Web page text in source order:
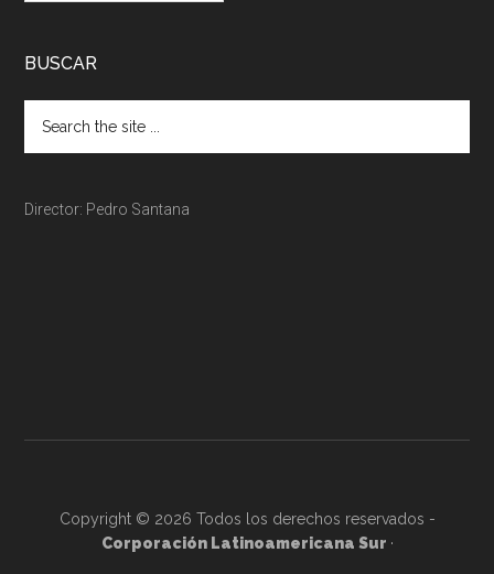
BUSCAR
Director: Pedro Santana
Copyright © 2026 Todos los derechos reservados -
Corporación Latinoamericana Sur ·